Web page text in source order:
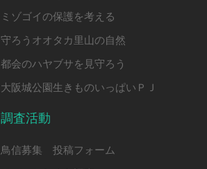
ミゾゴイの保護を考える
守ろうオオタカ里山の自然
都会のハヤブサを見守ろう
大阪城公園生きものいっぱいＰＪ
調査活動
鳥信募集 投稿フォーム